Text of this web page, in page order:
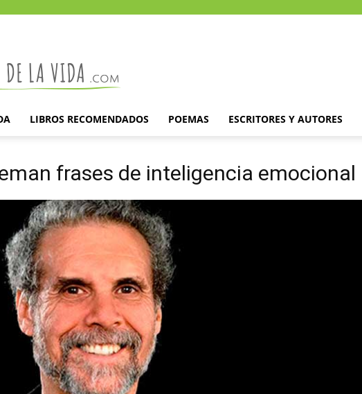
la
vida
LIBROS RECOMENDADOS POEMAS ESCRITORES Y AUTORES
frases de inteligencia emocional